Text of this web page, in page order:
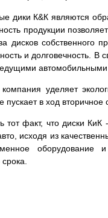
дики К&К являются
продукции
дисков собственного
и долговечность.
уделяет
пускает в ход
тот факт, что диски
исходя из
оборудование